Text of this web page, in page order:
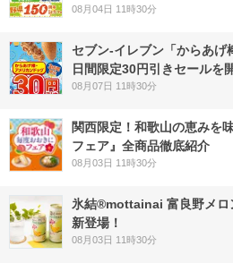
08月04日 11時30分
セブン‐イレブン「からあ
日間限定30円引きセールを
08月07日 11時30分
関西限定！和歌山の恵みを
フェア』全商品徹底紹介
08月03日 11時30分
氷結®mottainai 富良野メロ
新登場！
08月03日 11時30分